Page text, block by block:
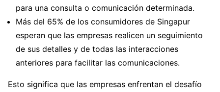
para una consulta o comunicación determinada.
Más del 65% de los consumidores de Singapur
esperan que las empresas realicen un seguimiento
de sus detalles y de todas las interacciones
anteriores para facilitar las comunicaciones.
Esto significa que las empresas enfrentan el desafío